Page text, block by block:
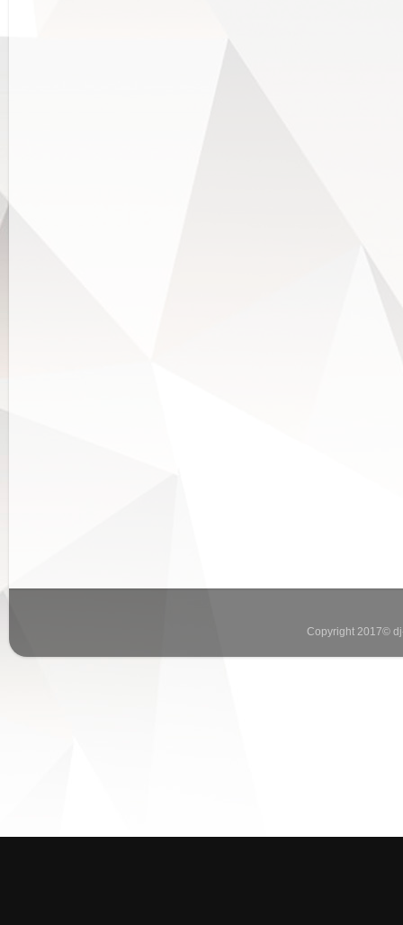
Copyright 2017©